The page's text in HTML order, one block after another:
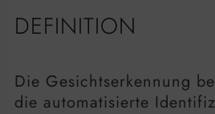
DEFINITION
Die Gesichtserkennung
die automatisierte